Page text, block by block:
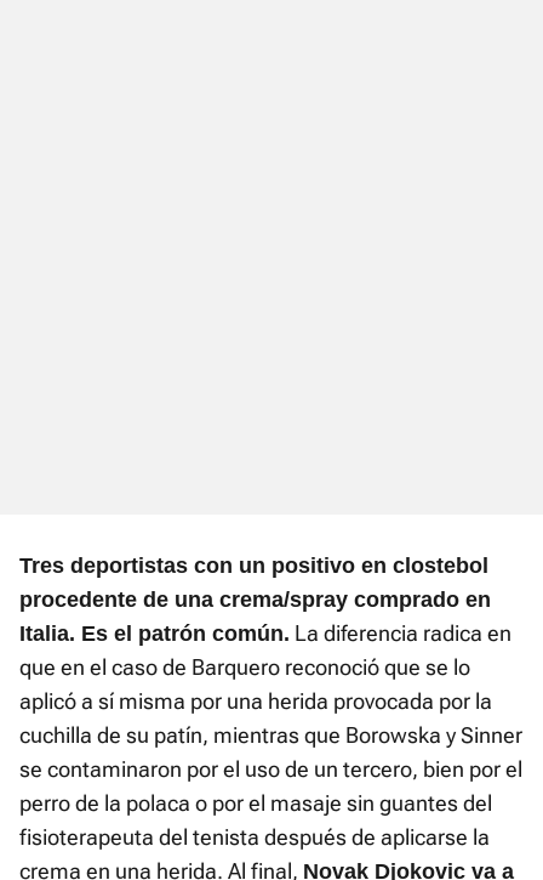
Tres deportistas con un positivo en clostebol
procedente de una crema/spray comprado en
Italia. Es el patrón común. La diferencia radica en
que en el caso de Barquero reconoció que se lo
aplicó a sí misma por una herida provocada por la
cuchilla de su patín, mientras que Borowska y Sinner
se contaminaron por el uso de un tercero, bien por el
perro de la polaca o por el masaje sin guantes del
fisioterapeuta del tenista después de aplicarse la
crema en una herida. Al final, Novak Djokovic va a